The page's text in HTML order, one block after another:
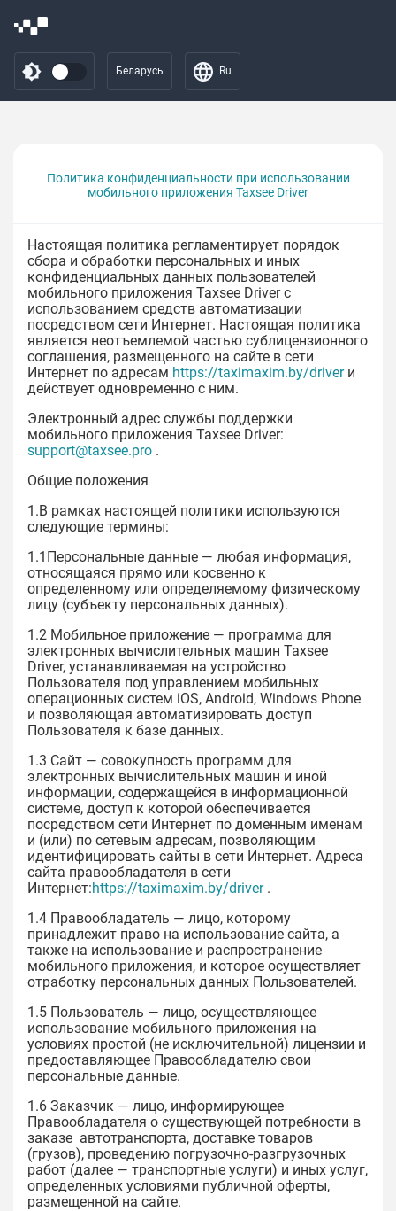
Беларусь Ru
Политика конфиденциальности при использовании
мобильного приложения Taxsee Driver
Настоящая политика регламентирует порядок
сбора и обработки персональных и иных
конфиденциальных данных пользователей
мобильного приложения Taxsee Driver с
использованием средств автоматизации
посредством сети Интернет. Настоящая политика
является неотъемлемой частью сублицензионного
соглашения, размещенного на сайте в сети
Интернет по адресам https://taximaxim.by/driverи
действует одновременно с ним.
Электронный адрес службы поддержки
мобильного приложения Taxsee Driver:
support@taxsee.pro .
Общие положения
1.В рамках настоящей политики используются
следующие термины:
1.1Персональные данные — любая информация,
относящаяся прямо или косвенно к
определенному или определяемому физическому
лицу (субъекту персональных данных).
1.2 Мобильное приложение — программа для
электронных вычислительных машин Taxsee
Driver, устанавливаемая на устройство
Пользователя под управлением мобильных
операционных систем iOS, Android, Windows Phone
и позволяющая автоматизировать доступ
Пользователя к базе данных.
1.3 Сайт — совокупность программ для
электронных вычислительных машин и иной
информации, содержащейся в информационной
системе, доступ к которой обеспечивается
посредством сети Интернет по доменным именам
и (или) по сетевым адресам, позволяющим
идентифицировать сайты в сети Интернет. Адреса
сайта правообладателя в сети
Интернет:https://taximaxim.by/driver.
1.4 Правообладатель — лицо, которому
принадлежит право на использование сайта, а
также на использование и распространение
мобильного приложения, и которое осуществляет
отработку персональных данных Пользователей.
1.5 Пользователь — лицо, осуществляющее
использование мобильного приложения на
условиях простой (не исключительной) лицензии и
предоставляющее Правообладателю свои
персональные данные.
1.6 Заказчик — лицо, информирующее
Правообладателя о существующей потребности в
заказе автотранспорта, доставке товаров
(грузов), проведению погрузочно-разгрузочных
работ (далее — транспортные услуги) и иных услуг,
определенных условиями публичной оферты,
размещенной на сайте.